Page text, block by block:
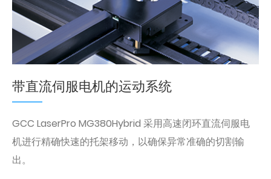
带直流伺服电机的运动系统
GCC LaserPro MG380Hybrid 采用高速闭环直流伺服电
机进行精确快速的托架移动，以确保异常准确的切割输
出。